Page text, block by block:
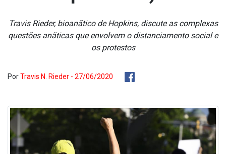
Travis Rieder, bioanãtico de Hopkins, discute as complexas
questões anãticas que envolvem o distanciamento social e
os protestos
PorTravis N. Rieder - 27/06/2020